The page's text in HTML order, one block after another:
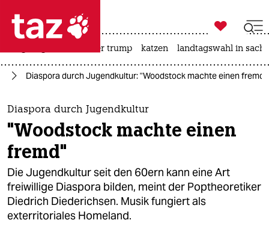
 taz zahl ich
taz zahl ich
themen
politik
öko
gesellschaft
kultur

taz zahl ich
usa unter trump katzen landtagswahl in
Diaspora durch Jugendkultur: "Woodstock machte einen fremd"
Diaspora durch Jugendkultur
"Woodstock machte einen
fremd"
Die Jugendkultur seit den 60ern kann eine Art
freiwillige Diaspora bilden, meint der Poptheoretiker
Diedrich Diederichsen. Musik fungiert als
exterritoriales Homeland.